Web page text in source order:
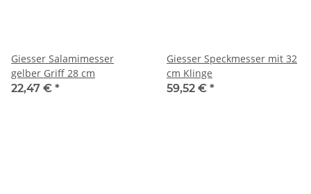
Giesser Salamimesser
gelber Griff 28 cm
22,47 € *
Giesser Speckmesser mit 32
cm Klinge
59,52 € *